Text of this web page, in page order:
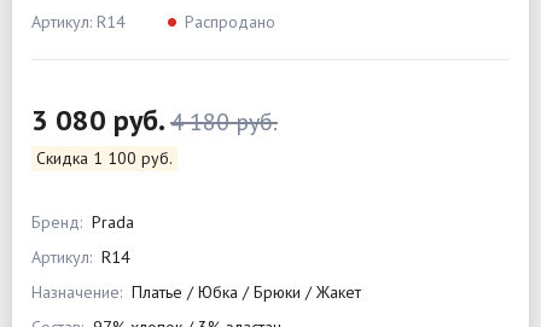
Артикул: R14 Распродано
3 080 руб.4 180 руб.
Скидка 1 100 руб.
Бренд: Prada
Артикул: R14
Назначение: Платье / Юбка / Брюки / Жакет